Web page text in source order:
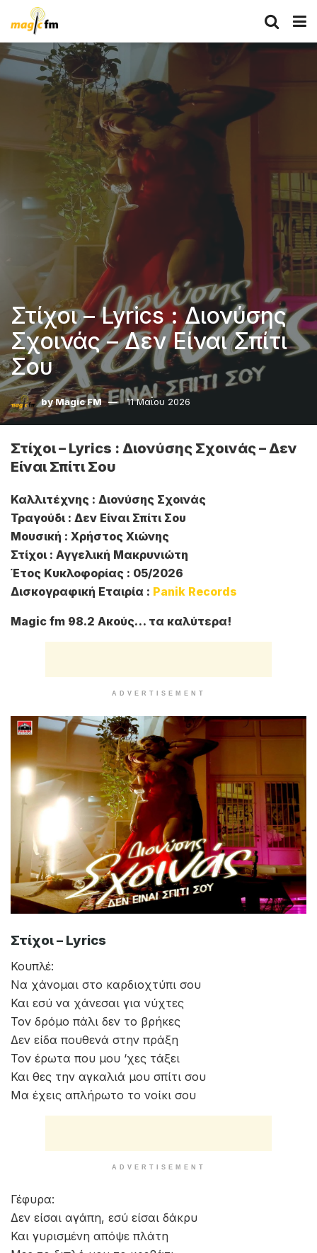
Στίχοι – Lyrics : Διονύσης
Σχοινάς – Δεν Είναι Σπίτι
Σου
byMagic FM 11 Μαΐου 2026
Στίχοι – Lyrics : Διονύσης Σχοινάς – Δεν
Είναι Σπίτι Σου
Καλλιτέχνης : Διονύσης Σχοινάς
Τραγούδι : Δεν Είναι Σπίτι Σου
Μουσική : Χρήστος Χιώνης
Στίχοι : Αγγελική Μακρυνιώτη
Έτος Κυκλοφορίας : 05/2026
Δισκογραφική Εταιρία :Panik Records
Magic fm 98.2 Ακούς… τα καλύτερα!
ADVERTISEMENT
Στίχοι – Lyrics
Να χάνομαι στο καρδιοχτύπι σου
Τον δρόμο πάλι δεν το βρήκες
Δεν είδα πουθενά στην πράξη
Τον έρωτα που μου ‘χες τάξει